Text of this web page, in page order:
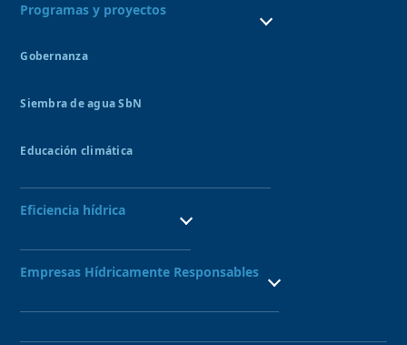
Programas y proyectos
Gobernanza
Siembra de agua SbN
Amunas
Educación climática
Formación de líderes en SbN
Semillero de Inversión Pública
Eficiencia hídrica
Proyecto Nexus
Empresas Hídricamente Responsables